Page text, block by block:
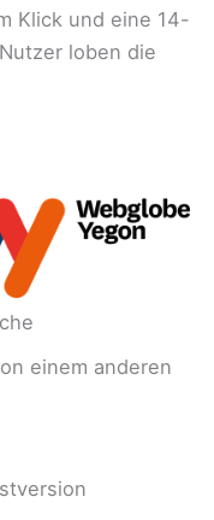
Klick und eine 14-
loben die
einem anderen